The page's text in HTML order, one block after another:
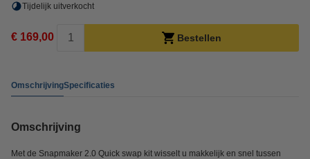
Tijdelijk uitverkocht
€ 169,00 Bestellen
OmschrijvingSpecificaties
Omschrijving
Met de Snapmaker 2.0 Quick swap kit wisselt u makkelijk en snel tussen